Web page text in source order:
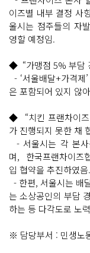
이즈별 내부 결정 사
울시는 점주들의 자
영할 예정임.
◆ “가맹점 5% 부담
- ‘서울배달+가격
은 포함되어 있지 않
◆ “치킨 프랜차이
가 진행되지 못한 채
- 서울시는 각 본
며, 한국프랜차이즈
입 협약을 추진하였음.
- 한편, 서울시는 배
는 소상공인의 부담
하는 등 다각도로 노
※ 담당부서 : 민생노